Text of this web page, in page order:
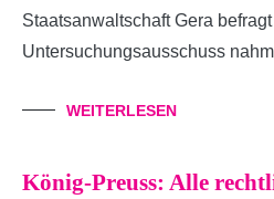
Staatsanwaltschaft Gera
Untersuchungsausschuss
WEITERLESEN
König-Preuss: Alle